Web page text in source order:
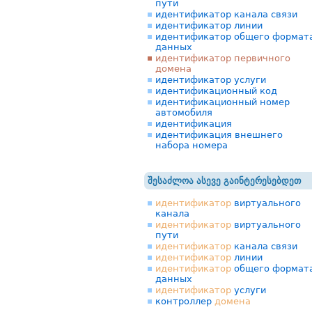
пути
идентификатор канала связи
идентификатор линии
идентификатор общего
данных
идентификатор первичного
домена
идентификатор услуги
идентификационный код
идентификационный номер
автомобиля
идентификация
идентификация внешнего
набора номера
შესაძლოა ასევე გაინტერესებდეთ
идентификатор виртуального
канала
идентификатор виртуального
пути
идентификатор канала связи
идентификатор линии
идентификатор общего
данных
идентификатор услуги
контроллер домена